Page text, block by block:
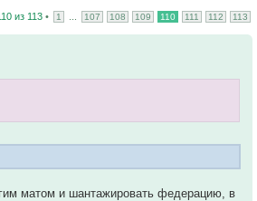
из 113 • 1 107 108 109 110 111 112 113
матом и шантажировать федерацию, в